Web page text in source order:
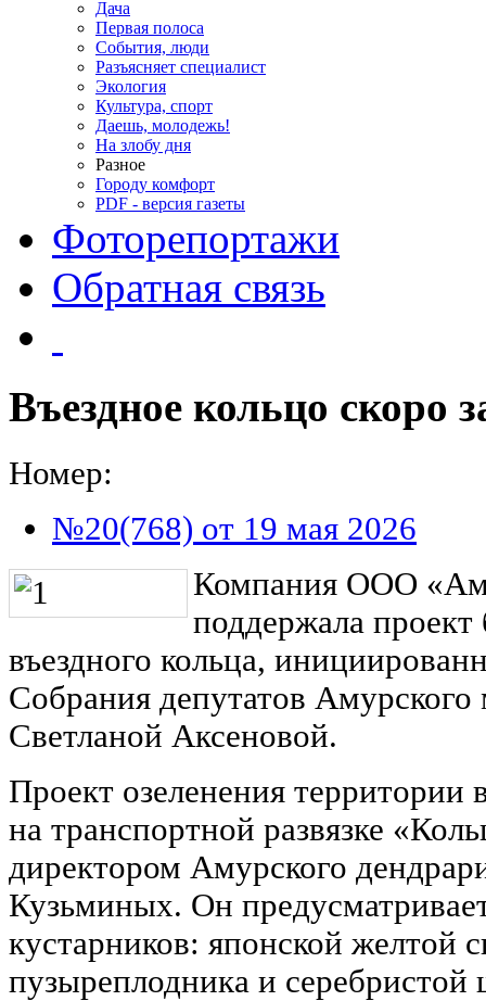
Дача
Первая полоса
События, люди
Разъясняет специалист
Экология
Культура, спорт
Даешь, молодежь!
На злобу дня
Разное
Городу комфорт
PDF - версия газеты
Фоторепортажи
Обратная связь
Въездное кольцо скоро
Номер:
№20(768) от 19 мая 2026
Компания ООО
поддержала проект
въездного кольца,
Собрания депутатов
Светланой Аксеновой.
Проект озеленения
на транспортной развязке
директором Амурского
Кузьминых. Он
кустарников: японской желтой
пузыреплодника и